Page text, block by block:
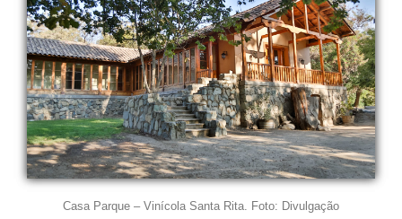
Casa Parque – Vinícola Santa Rita. Foto: Divulgação